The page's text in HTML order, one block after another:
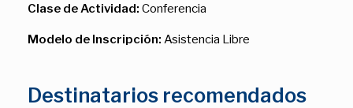
Clase de Actividad: Conferencia
Modelo de Inscripción: Asistencia Libre
Destinatarios recomendados